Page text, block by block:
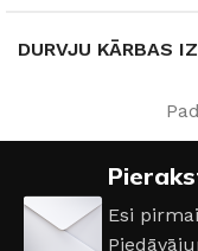
DURVJU KĀRBAS
DURVJU
Esi